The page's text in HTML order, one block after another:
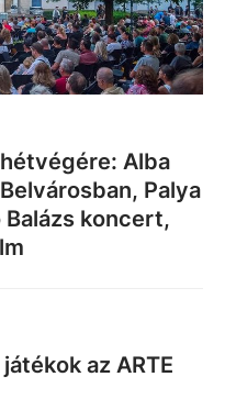
Alba
Palya
Balázs koncert,
az ARTE